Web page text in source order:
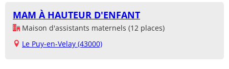
MAM À HAUTEUR D'ENFANT
Maison d'assistants maternels (12 places)
Le Puy-en-Velay (43000)